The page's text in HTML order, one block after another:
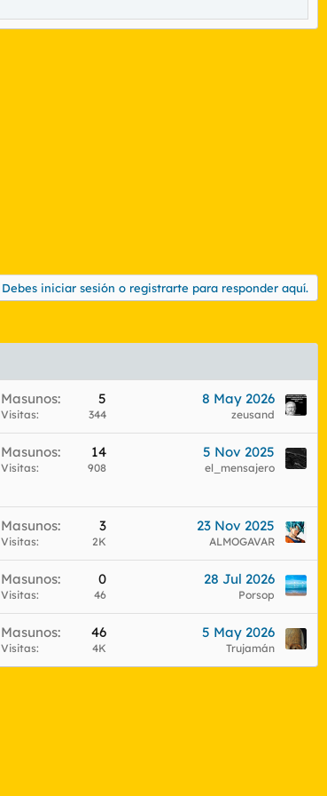
Debes iniciar sesión o registrarte para responder aquí.
Masunos 5
Visitas 344
8 May 2026
zeusand
Masunos 14
Visitas 908
5 Nov 2025
el_mensajero
Masunos 3
Visitas 2K
23 Nov 2025
ALMOGAVAR
Masunos 0
Visitas 46
28 Jul 2026
Porsop
Masunos 46
Visitas 4K
5 May 2026
Trujamán